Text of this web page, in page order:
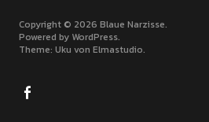
Copyright © 2026 Blaue Narzisse
Powered by WordPress
Theme: Uku von Elmastudio